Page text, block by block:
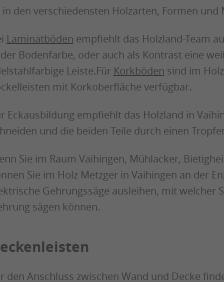
in den verschiedensten Holzarten, Formen und
Laminatböden empfiehlt das Holzland-Team
Bodenfarbe, oder auch als Kontrast eine
Leiste.Für Korkböden sind im
mit Korkoberfläche verfügbar.
Eckausbildung empfiehlt das Holzland in
und die beiden Teile durch einen
Sie im Raum Vaihingen, Mühlacker,
Sie im Holz Metzger in Vaihingen an der
Gehrungssäge ausleihen, mit welcher
sägen können.
den Anschluss zwischen Wand und Decke